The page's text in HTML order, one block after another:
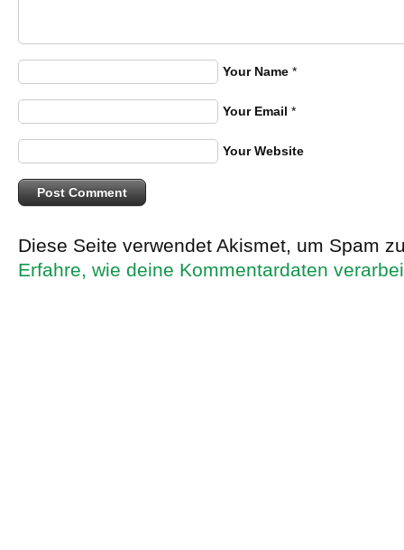
Your Name *
Your Email *
Your Website
Diese Seite verwendet Akismet, um Spam
Erfahre, wie deine Kommentardaten